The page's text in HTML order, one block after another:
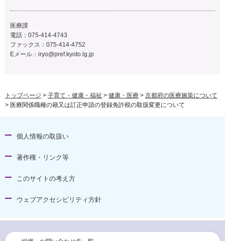
医療課
電話：075-414-4743
ファックス：075-414-4752
Eメール： iryo@pref.kyoto.lg.jp
トップページ > 子育て・健康・福祉 > 健康・医療 > 京都府の医療施策について
> 医療関係職種の籍又は訂正申請の登録免許税の取扱変更について
個人情報の取扱い
著作権・リンク等
このサイトの考え方
ウェブアクセシビリティ方針